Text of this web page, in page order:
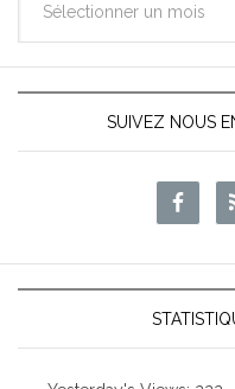
des
News
SUIVEZ NOUS